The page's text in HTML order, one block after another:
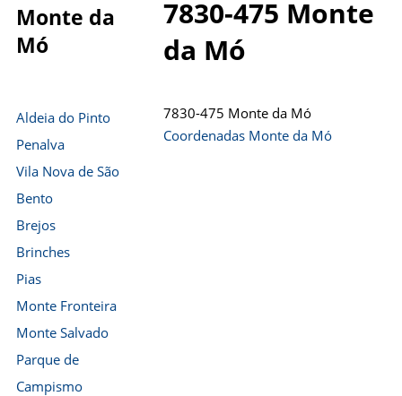
Monte da
Mó
7830-475 Monte
da Mó
Aldeia do Pinto
Penalva
Vila Nova de São
Bento
Brejos
Brinches
Pias
Monte Fronteira
Monte Salvado
Parque de
Campismo
7830-475 Monte da Mó
Coordenadas Monte da Mó